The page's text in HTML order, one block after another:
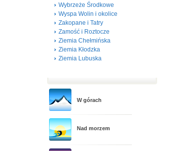
Wybrzeże Środkowe
Wyspa Wolin i okolice
Zakopane i Tatry
Zamość i Roztocze
Ziemia Chełmińska
Ziemia Kłodzka
Ziemia Lubuska
W górach
Nad morzem